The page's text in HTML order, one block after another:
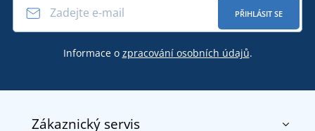
PŘIHLÁSIT SE
Informace o zpracování osobních údajů.
Zákaznický servis